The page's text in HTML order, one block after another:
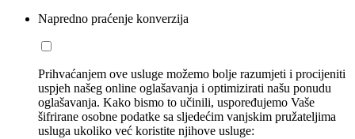
Napredno praćenje konverzija
Prihvaćanjem ove usluge možemo bolje razumjeti i procijeniti
uspjeh našeg online oglašavanja i optimizirati našu ponudu
oglašavanja. Kako bismo to učinili, uspoređujemo Vaše
šifrirane osobne podatke sa sljedećim vanjskim pružateljima
usluga ukoliko već koristite njihove usluge: